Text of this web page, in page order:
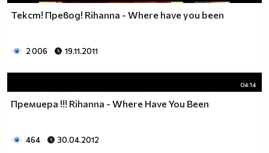
Текст! Превод! Rihanna - Where have you been
2 006 19.11.2011
04:14
Премиера !!! Rihanna - Where Have You Been
464 30.04.2012